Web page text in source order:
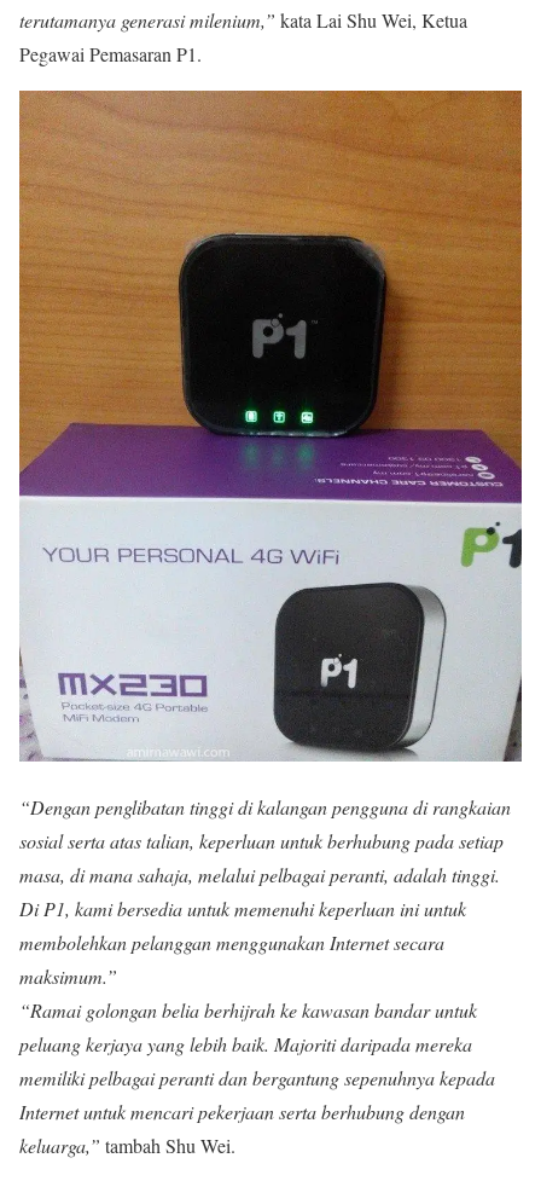
terutamanya generasi milenium,” kata Lai Shu Wei, Ketua
Pegawai Pemasaran P1.
“Dengan penglibatan tinggi di kalangan pengguna di rangkaian
sosial serta atas talian, keperluan untuk berhubung pada setiap
masa, di mana sahaja, melalui pelbagai peranti, adalah tinggi.
Di P1, kami bersedia untuk memenuhi keperluan ini untuk
membolehkan pelanggan menggunakan Internet secara
maksimum.”
“Ramai golongan belia berhijrah ke kawasan bandar untuk
peluang kerjaya yang lebih baik. Majoriti daripada mereka
memiliki pelbagai peranti dan bergantung sepenuhnya kepada
Internet untuk mencari pekerjaan serta berhubung dengan
keluarga,” tambah Shu Wei.